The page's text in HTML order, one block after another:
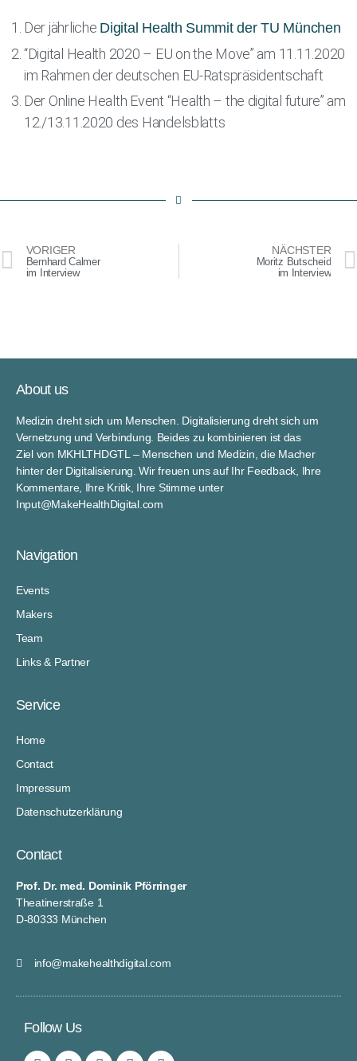
Der jährliche Digital Health Summit der TU München
“Digital Health 2020 – EU on the Move” am 11.11.2020
im Rahmen der deutschen EU-Ratspräsidentschaft
Der Online Health Event “Health – the digital future” am
12./13.11.2020 des Handelsblatts
VORIGER
Bernhard Calmer
im Interview
NÄCHSTER
Moritz Butscheid
im Interview
About us
Medizin dreht sich um Menschen. Digitalisierung dreht sich um
Vernetzung und Verbindung. Beides zu kombinieren ist das
Ziel von MKHLTHDGTL – Menschen und Medizin, die Macher
hinter der Digitalisierung. Wir freuen uns auf Ihr Feedback, Ihre
Kommentare, Ihre Kritik, Ihre Stimme unter
Input@MakeHealthDigital.com
Navigation
Events
Makers
Team
Links & Partner
Service
Home
Contact
Impressum
Datenschutzerklärung
Contact
Prof. Dr. med. Dominik Pförringer
Theatinerstraße 1
D-80333 München
info@makehealthdigital.com
Follow Us